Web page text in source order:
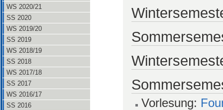
WS 2020/21
SS 2020
WS 2019/20
SS 2019
WS 2018/19
SS 2018
WS 2017/18
SS 2017
WS 2016/17
SS 2016
Vorlesung: